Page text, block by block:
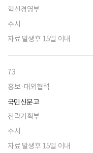
혁신경영부
수시
자료 발생후 15일 이내
73
홍보·대외협력
국민신문고
전략기획부
수시
자료 발생후 15일 이내